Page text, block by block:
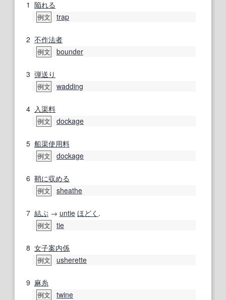
1 陥れる
例文 trap
2 不作法者
例文 bounder
3 弾送り
例文 wadding
4 入渠料
例文 dockage
5 船渠使用料
例文 dockage
6 鞘に収める
例文 sheathe
7 結ぶ → untie ほどく .
例文 tie
8 女子案内係
例文 usherette
9 麻糸
例文 twine